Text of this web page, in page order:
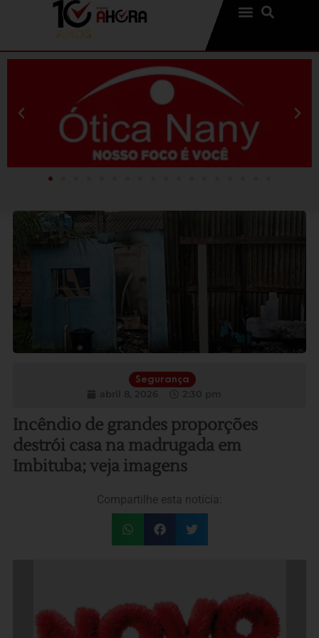
Segurança
Incêndio de grandes proporções
destrói casa na madrugada em
Imbituba; veja imagens
Compartilhe esta notícia: